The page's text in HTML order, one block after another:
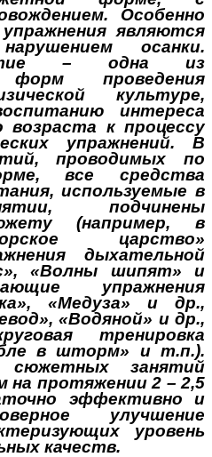
Особенно
являются
осанки.
– одна из
форм проведения
культуре,
интереса
возраста к процессу
упражнений. В
проводимых по
все средства
используемые в
подчинены
(например, в
царство»
дыхательной
«Волны шипят» и
упражнения
«Медуза» и др.,
«Водяной» и др.,
тренировка
в шторм» и т.п.).
сюжетных занятий
на протяжении 2 – 2,5
эффективно и
улучшение
уровень
качеств.